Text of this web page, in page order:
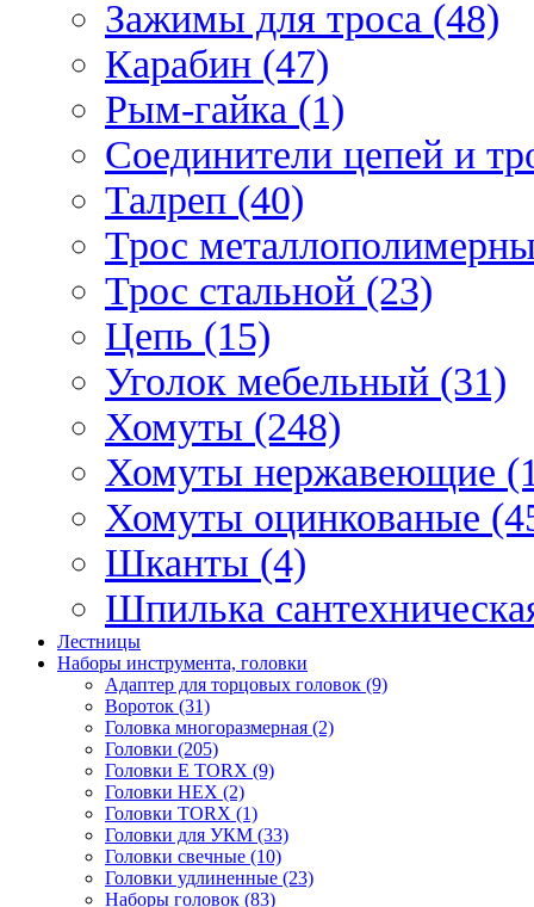
Зажимы для троса (48)
Карабин (47)
Рым-гайка (1)
Соединители цепей и
Талреп (40)
Трос
Трос стальной (23)
Цепь (15)
Уголок мебельный (31)
Хомуты (248)
Хомуты нержавеющие
Хомуты оцинкованые
Шканты (4)
Шпилька
Лестницы
Наборы инструмента, головки
Адаптер для торцовых головок (9)
Вороток (31)
Головка многоразмерная (2)
Головки (205)
Головки E TORX (9)
Головки HEX (2)
Головки TORX (1)
Головки для УКМ (33)
Головки свечные (10)
Головки удлиненные (23)
Наборы головок (83)